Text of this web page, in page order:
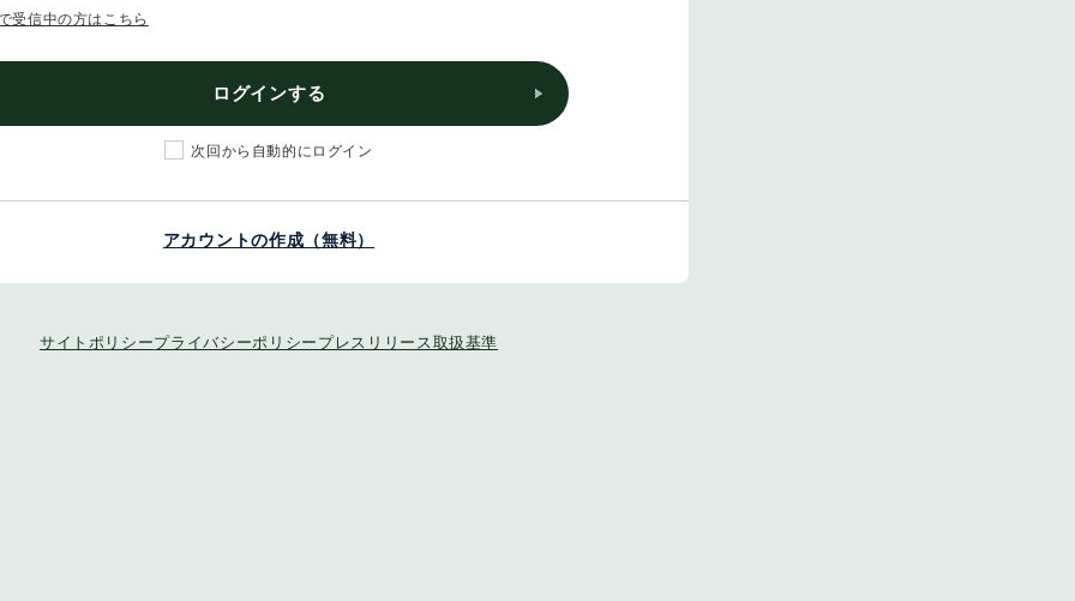
受信中の方はこちら
ログインする
次回から自動的にログイン
アカウントの作成（無料）
サイトポリシープライバシーポリシー プレスリリース取扱基準